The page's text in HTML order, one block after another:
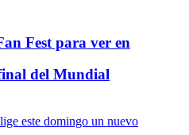
Fest para ver en
del Mundial